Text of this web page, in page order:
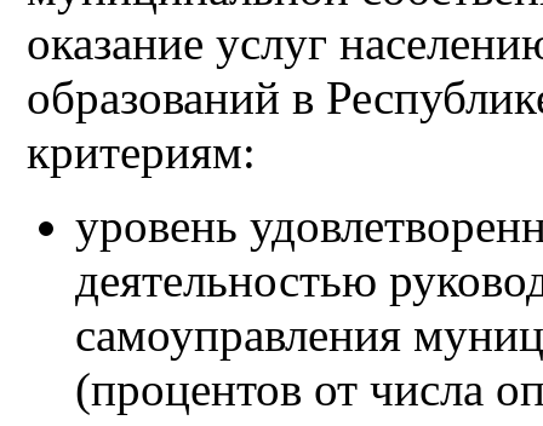
оказание услуг
образований в
критериям:
уровень
деятельностью
самоуправления
(процентов от числа